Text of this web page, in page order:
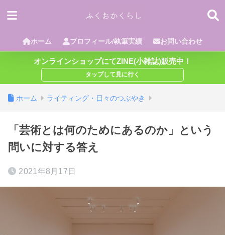
ホーム プロフィール/執筆実績 お問い合わせ
オンラインショップにてZINE(小雑誌)販売中！
ホーム ライティング・日々のつぶやき
「芸術とは何のためにあるのか」という
問いに対する答え
2021年8月17日